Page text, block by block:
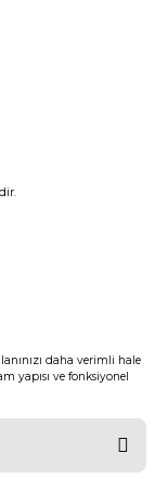
daha verimli hale
yapısı ve fonksiyonel